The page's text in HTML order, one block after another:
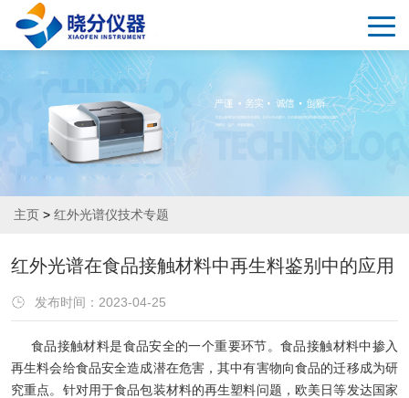
主页 > 红外光谱仪技术专题
红外光谱在食品接触材料中再生料鉴别中的应用
发布时间：2023-04-25
食品接触材料是食品安全的一个重要环节。食品接触材料中掺入
再生料会给食品安全造成潜在危害，其中有害物向食品的迁移成为研
究重点。针对用于食品包装材料的再生塑料问题，欧美日等发达国家